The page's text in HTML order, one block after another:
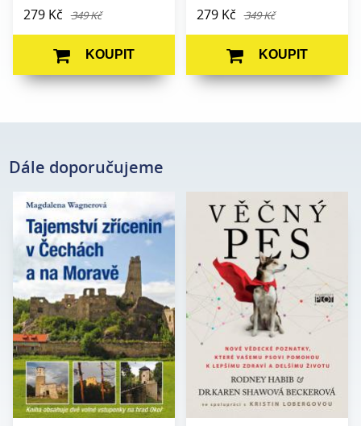
279 Kč 349 Kč
KOUPIT
279 Kč 349 Kč
KOUPIT
Dále doporučujeme
Autor:
Magdalena
Wagnerová
Edice:
mimo edice
Počet stran:
200
Formát:
160 x 230
Vazba:
V8a (pevná)
Obrazová
část:
Barevné fotografie
Datum
vydání:
27. 10. 2011
Rodney Habib, Dr. Karen
Shawová Beckerová
Edice:
Edukace
Počet
stran:
408
Formát:
165 x 237
Vazba:
V8a (pevná)
Datum
vydání:
28. 5. 2024